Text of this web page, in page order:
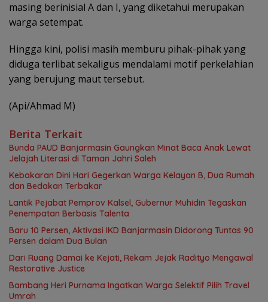
masing berinisial A dan I, yang diketahui merupakan
warga setempat.
Hingga kini, polisi masih memburu pihak-pihak yang
diduga terlibat sekaligus mendalami motif perkelahian
yang berujung maut tersebut.
(Api/Ahmad M)
Berita Terkait
Bunda PAUD Banjarmasin Gaungkan Minat Baca Anak Lewat
Jelajah Literasi di Taman Jahri Saleh
Kebakaran Dini Hari Gegerkan Warga Kelayan B, Dua Rumah
dan Bedakan Terbakar
Lantik Pejabat Pemprov Kalsel, Gubernur Muhidin Tegaskan
Penempatan Berbasis Talenta
Baru 10 Persen, Aktivasi IKD Banjarmasin Didorong Tuntas 90
Persen dalam Dua Bulan
Dari Ruang Damai ke Kejati, Rekam Jejak Radityo Mengawal
Restorative Justice
Bambang Heri Purnama Ingatkan Warga Selektif Pilih Travel
Umrah